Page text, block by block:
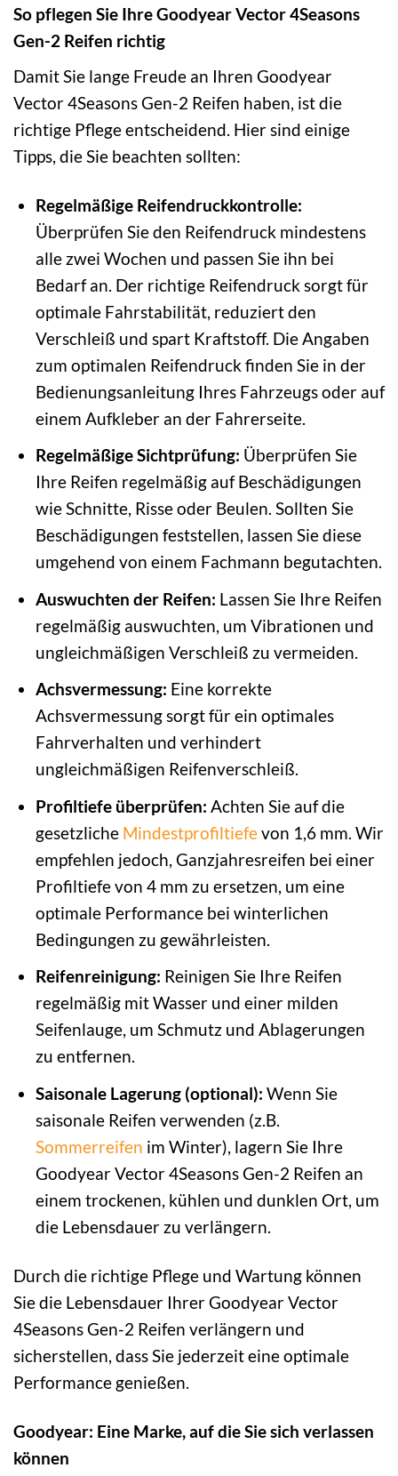
So pflegen Sie Ihre Goodyear Vector 4Seasons
Gen-2 Reifen richtig
Damit Sie lange Freude an Ihren Goodyear
Vector 4Seasons Gen-2 Reifen haben, ist die
richtige Pflege entscheidend. Hier sind einige
Tipps, die Sie beachten sollten:
Regelmäßige Reifendruckkontrolle:
Überprüfen Sie den Reifendruck mindestens
alle zwei Wochen und passen Sie ihn bei
Bedarf an. Der richtige Reifendruck sorgt für
optimale Fahrstabilität, reduziert den
Verschleiß und spart Kraftstoff. Die Angaben
zum optimalen Reifendruck finden Sie in der
Bedienungsanleitung Ihres Fahrzeugs oder auf
einem Aufkleber an der Fahrerseite.
Regelmäßige Sichtprüfung: Überprüfen Sie
Ihre Reifen regelmäßig auf Beschädigungen
wie Schnitte, Risse oder Beulen. Sollten Sie
Beschädigungen feststellen, lassen Sie diese
umgehend von einem Fachmann begutachten.
Auswuchten der Reifen: Lassen Sie Ihre Reifen
regelmäßig auswuchten, um Vibrationen und
ungleichmäßigen Verschleiß zu vermeiden.
Achsvermessung: Eine korrekte
Achsvermessung sorgt für ein optimales
Fahrverhalten und verhindert
ungleichmäßigen Reifenverschleiß.
Profiltiefe überprüfen: Achten Sie auf die
gesetzliche Mindestprofiltiefevon 1,6 mm. Wir
empfehlen jedoch, Ganzjahresreifen bei einer
Profiltiefe von 4 mm zu ersetzen, um eine
optimale Performance bei winterlichen
Bedingungen zu gewährleisten.
Reifenreinigung: Reinigen Sie Ihre Reifen
regelmäßig mit Wasser und einer milden
Seifenlauge, um Schmutz und Ablagerungen
zu entfernen.
Saisonale Lagerung (optional): Wenn Sie
saisonale Reifen verwenden (z.B.
Sommerreifen im Winter), lagern Sie Ihre
Goodyear Vector 4Seasons Gen-2 Reifen an
einem trockenen, kühlen und dunklen Ort, um
die Lebensdauer zu verlängern.
Durch die richtige Pflege und Wartung können
Sie die Lebensdauer Ihrer Goodyear Vector
4Seasons Gen-2 Reifen verlängern und
sicherstellen, dass Sie jederzeit eine optimale
Performance genießen.
Goodyear: Eine Marke, auf die Sie sich verlassen
können